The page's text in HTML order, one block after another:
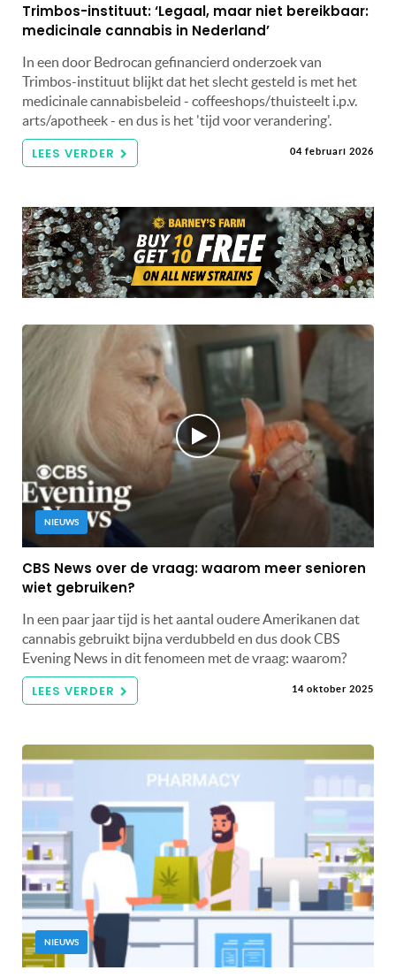
Trimbos-instituut: ‘Legaal, maar niet bereikbaar:
medicinale cannabis in Nederland’
In een door Bedrocan gefinancierd onderzoek van
Trimbos-instituut blijkt dat het slecht gesteld is met het
medicinale cannabisbeleid - coffeeshops/thuisteelt i.p.v.
arts/apotheek - en dus is het 'tijd voor verandering'.
LEES VERDER 04 februari 2026
NIEUWS
CBS News over de vraag: waarom meer senioren
wiet gebruiken?
In een paar jaar tijd is het aantal oudere Amerikanen dat
cannabis gebruikt bijna verdubbeld en dus dook CBS
Evening News in dit fenomeen met de vraag: waarom?
LEES VERDER 14 oktober 2025
NIEUWS